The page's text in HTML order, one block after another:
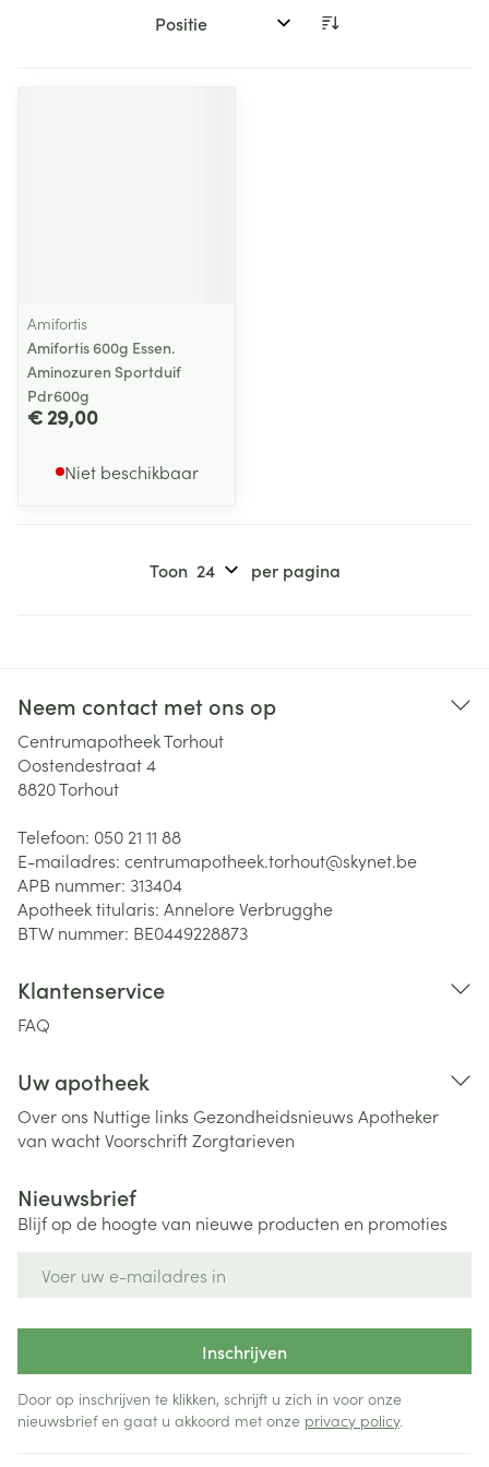
Sorteer op:
Amifortis
Amifortis 600g Essen.
Aminozuren Sportduif
Pdr600g
€ 29,00
Niet beschikbaar
Toon per pagina
Neem contact met ons op
Centrumapotheek Torhout
Oostendestraat 4
8820Torhout
Telefoon: 050 21 11 88
E-mailadres: centrumapotheek.torhout@skynet.be
APB nummer: 313404
Apotheek titularis: Annelore Verbrugghe
BTW nummer: BE0449228873
Klantenservice
FAQ
Uw apotheek
Over ons Nuttige links Gezondheidsnieuws Apotheker
van wachtVoorschriftZorgtarieven
Nieuwsbrief
Blijf op de hoogte van nieuwe producten en promoties
Inschrijven
Door op inschrijven te klikken, schrijft u zich in voor onze
nieuwsbrief en gaat u akkoord met onze privacy policy.